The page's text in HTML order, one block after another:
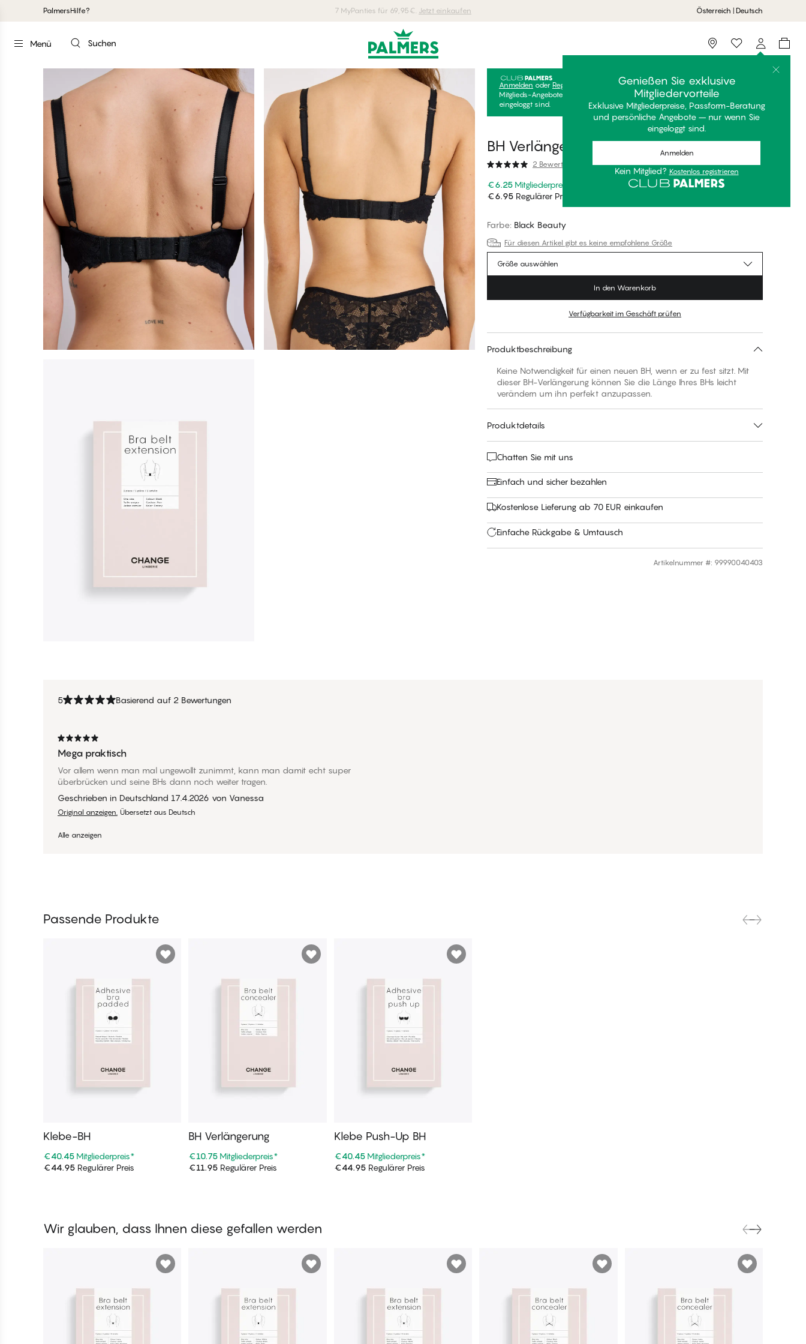
PalmersHilfe? 7 MyPanties für 69,95€. Jetzt einkaufen Österreich | Deutsch
Menü Suchen Storefinder
Genießen Sie exklusive
Mitgliedervorteile
Exklusive Mitgliederpreise, Passform-Beratung
und persönliche Angebote – nur wenn Sie
eingeloggt sind.
Anmelden
Kein Mitglied? Kostenlos registrieren
Anmelden oder Registrieren
Kostenlos anmelden, um Ihre exklusiven
Mitglieds-Angebote freizuschalten! Clubpreise sind nur gültig, wenn Sie
eingeloggt sind.
BH Verlängerung
2 Bewertungen
€6.25 Mitgliederpreis
€6.95 Regulärer Preis
Farbe: Black Beauty
Für diesen Artikel gibt es keine empfohlene Größe
Größe auswählen
In den Warenkorb
Verfügbarkeit im Geschäft prüfen
Produktbeschreibung
Keine Notwendigkeit für einen neuen BH, wenn er zu fest sitzt. Mit
dieser BH-Verlängerung können Sie die Länge Ihres BHs leicht
verändern um ihn perfekt anzupassen.
Produktdetails
Chatten Sie mit uns
Einfach und sicher bezahlen
Kostenlose Lieferung ab 70 EUR einkaufen
Einfache Rückgabe & Umtausch
Artikelnummer #: 99990040403
5 Basierend auf 2 Bewertungen
Mega praktisch
Vor allem wenn man mal ungewollt zunimmt, kann man damit echt super
überbrücken und seine BHs dann noch weiter tragen.
Geschrieben in Deutschland 17.4.2026 von Vanessa
Original anzeigen. Übersetzt aus Deutsch
Alle anzeigen
Passende Produkte
In den Warenkorb
Klebe-BH
€40.45 Mitgliederpreis*
€44.95 Regulärer Preis In den Warenkorb
BH Verlängerung
€10.75 Mitgliederpreis*
€11.95 Regulärer Preis In den Warenkorb
Klebe Push-Up BH
€40.45 Mitgliederpreis*
€44.95Regulärer Preis
Wir glauben, dass Ihnen diese gefallen werden